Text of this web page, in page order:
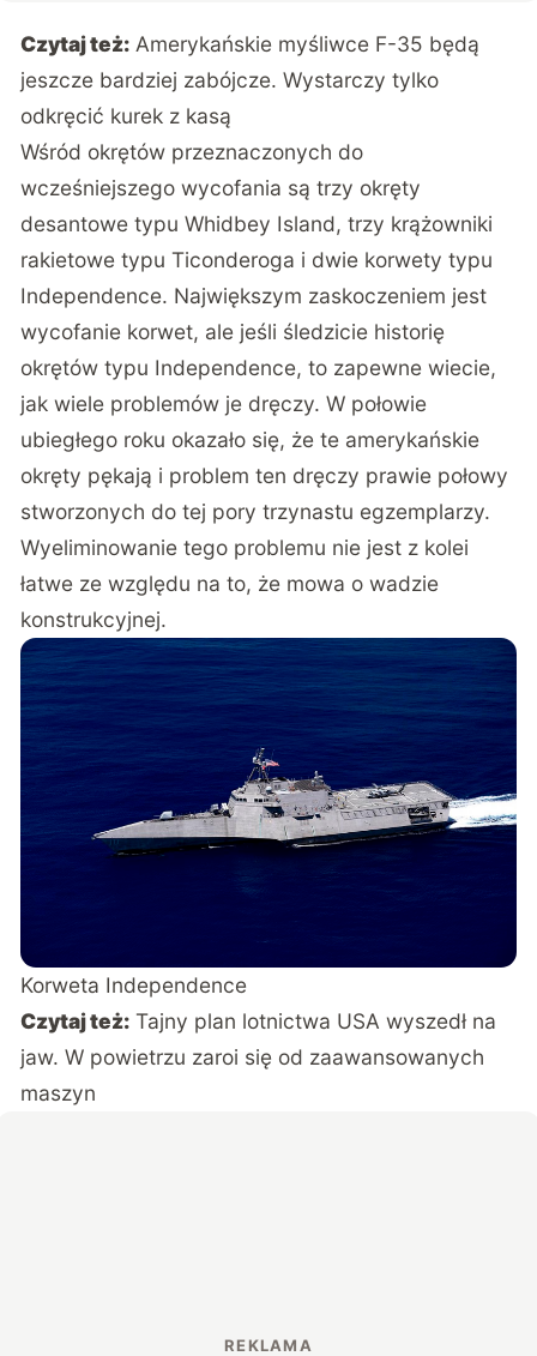
Czytaj też: Amerykańskie myśliwce F-35 będą
jeszcze bardziej zabójcze. Wystarczy tylko
odkręcić kurek z kasą
Wśród okrętów przeznaczonych do
wcześniejszego wycofania są trzy okręty
desantowe typu Whidbey Island, trzy krążowniki
rakietowe typu Ticonderoga i dwie korwety typu
Independence. Największym zaskoczeniem jest
wycofanie korwet, ale jeśli śledzicie historię
okrętów typu Independence, to zapewne wiecie,
jak wiele problemów je dręczy. W połowie
ubiegłego roku okazało się, że te amerykańskie
okręty pękają i problem ten dręczy prawie połowy
stworzonych do tej pory trzynastu egzemplarzy.
Wyeliminowanie tego problemu nie jest z kolei
łatwe ze względu na to, że mowa o wadzie
konstrukcyjnej.
Korweta Independence
Czytaj też: Tajny plan lotnictwa USA wyszedł na
jaw. W powietrzu zaroi się od zaawansowanych
maszyn